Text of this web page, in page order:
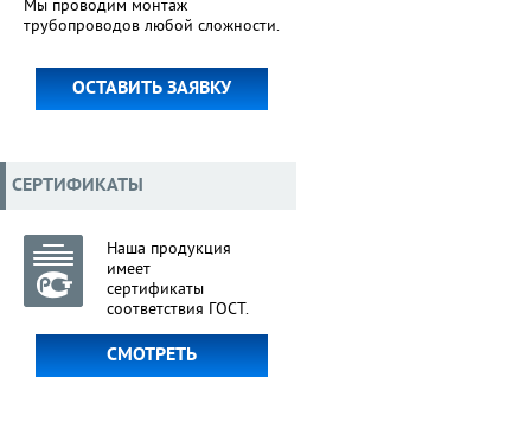
Мы проводим монтаж
трубопроводов любой сложности.
ОСТАВИТЬ ЗАЯВКУ
СЕРТИФИКАТЫ
Наша продукция
имеет
сертификаты
соответствия ГОСТ.
СМОТРЕТЬ